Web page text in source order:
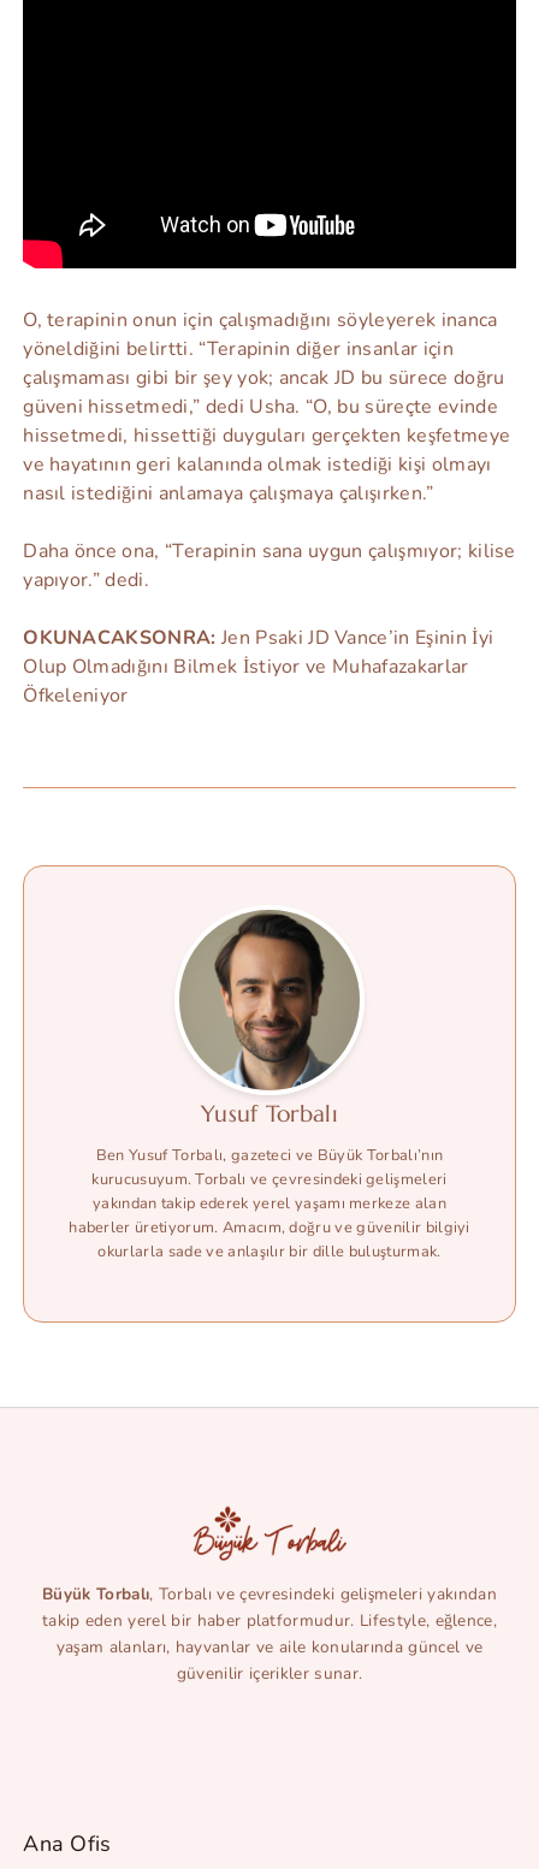
O, terapinin onun için çalışmadığını söyleyerek inanca
yöneldiğini belirtti. “Terapinin diğer insanlar için
çalışmaması gibi bir şey yok; ancak JD bu sürece doğru
güveni hissetmedi,” dedi Usha. “O, bu süreçte evinde
hissetmedi, hissettiği duyguları gerçekten keşfetmeye
ve hayatının geri kalanında olmak istediği kişi olmayı
nasıl istediğini anlamaya çalışmaya çalışırken.”
Daha önce ona, “Terapinin sana uygun çalışmıyor; kilise
yapıyor.” dedi.
OKUNACAKSONRA: Jen Psaki JD Vance’in Eşinin İyi
Olup Olmadığını Bilmek İstiyor ve Muhafazakarlar
Öfkeleniyor
Yusuf Torbalı
Ben Yusuf Torbalı, gazeteci ve Büyük Torbalı’nın
kurucusuyum. Torbalı ve çevresindeki gelişmeleri
yakından takip ederek yerel yaşamı merkeze alan
haberler üretiyorum. Amacım, doğru ve güvenilir bilgiyi
okurlarla sade ve anlaşılır bir dille buluşturmak.
Büyük Torbalı, Torbalı ve çevresindeki gelişmeleri yakından
takip eden yerel bir haber platformudur. Lifestyle, eğlence,
yaşam alanları, hayvanlar ve aile konularında güncel ve
güvenilir içerikler sunar.
Ana Ofis